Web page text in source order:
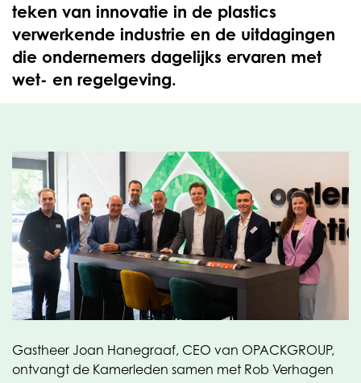
teken van innovatie in de plastics
verwerkende industrie en de uitdagingen
die ondernemers dagelijks ervaren met
wet- en regelgeving.
OPACKGROUP is een van de grootste producenten
van flexibele folies en verpakkingen in de Benelux.
Sinds 1992 staat verduurzaming en circulariteit
centraal binnen het bedrijf. In een snel veranderende
markt vraagt dit om voortdurende innovatie,
vakmanschap en investeringen.
Gastheer Joan Hanegraaf, CEO van OPACKGROUP,
ontvangt de Kamerleden samen met Rob Verhagen